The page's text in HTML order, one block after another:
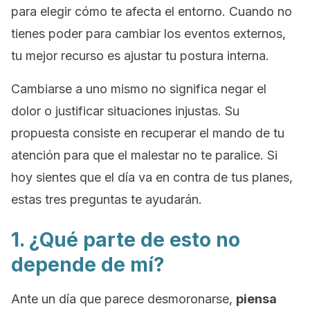
para elegir cómo te afecta el entorno. Cuando no
tienes poder para cambiar los eventos externos,
tu mejor recurso es ajustar tu postura interna.
Cambiarse a uno mismo no significa negar el
dolor o justificar situaciones injustas. Su
propuesta consiste en recuperar el mando de tu
atención para que el malestar no te paralice. Si
hoy sientes que el día va en contra de tus planes,
estas tres preguntas te ayudarán.
1. ¿Qué parte de esto no
depende de mí?
Ante un día que parece desmoronarse, piensa